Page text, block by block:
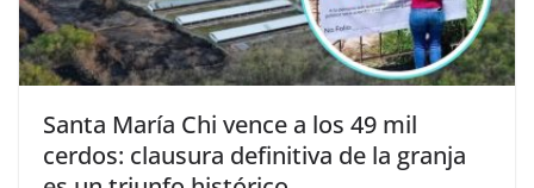
Santa María Chi vence a los 49 mil
cerdos: clausura definitiva de la granja